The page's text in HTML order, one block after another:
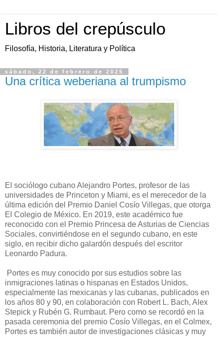
Libros del crepúsculo
Filosofía, Historia, Literatura y Política
sábado, 22 de febrero de 2025
Una crítica weberiana al trumpismo
El sociólogo cubano Alejandro Portes, profesor de las
universidades de Princeton y Miami, es el merecedor de la
última edición del Premio Daniel Cosío Villegas, que otorga
El Colegio de México. En 2019, este académico fue
reconocido con el Premio Princesa de Asturias de Ciencias
Sociales, convirtiéndose en el segundo cubano, en este
siglo, en recibir dicho galardón después del escritor
Leonardo Padura.
Portes es muy conocido por sus estudios sobre las
inmigraciones latinas o hispanas en Estados Unidos,
especialmente las mexicanas y las cubanas, publicados en
los años 80 y 90, en colaboración con Robert L. Bach, Alex
Stepick y Rubén G. Rumbaut. Pero como se recordó en la
pasada ceremonia del premio Cosío Villegas, en el Colmex,
Portes es también autor de investigaciones clásicas y muy